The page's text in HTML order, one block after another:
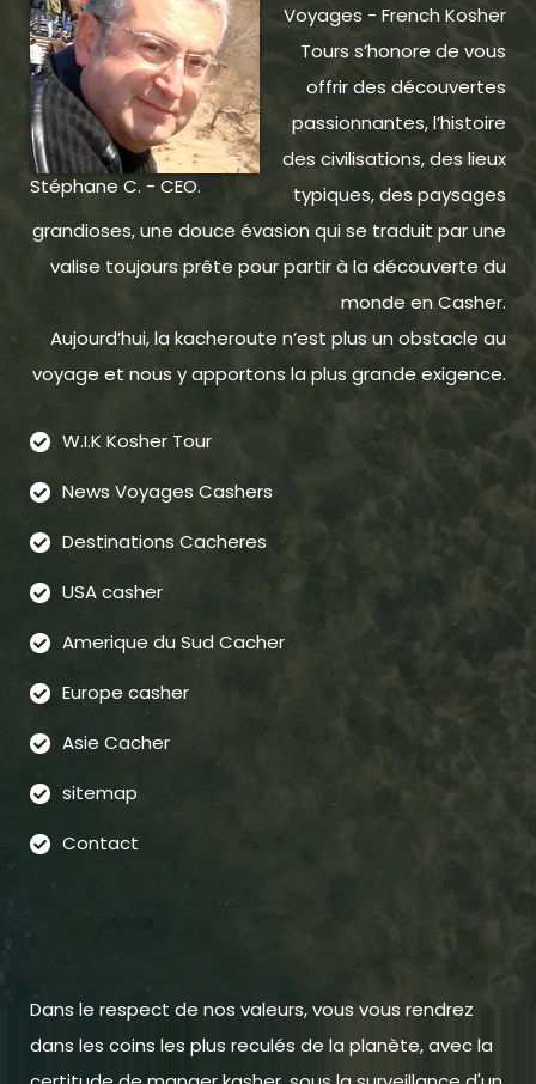
Stéphane C. - CEO.
Voyages - French Kosher
Tours s’honore de vous
offrir des découvertes
passionnantes, l’histoire
des civilisations, des lieux
typiques, des paysages
grandioses, une douce évasion qui se traduit par une
valise toujours prête pour partir à la découverte du
monde en Casher.
Aujourd’hui, la kacheroute n’est plus un obstacle au
voyage et nous y apportons la plus grande exigence.
W.I.K Kosher Tour
News Voyages Cashers
Destinations Cacheres
USA casher
Amerique du Sud Cacher
Europe casher
Asie Cacher
sitemap
Contact
Dans le respect de nos valeurs, vous vous rendrez
dans les coins les plus reculés de la planète, avec la